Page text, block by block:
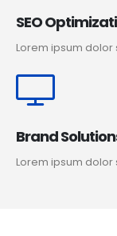
SEO
Lorem ipsum
Brand
Lorem ipsum